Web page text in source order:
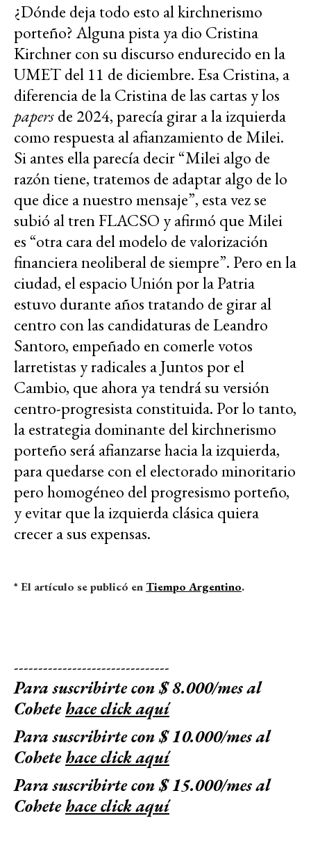
¿Dónde deja todo esto al kirchnerismo
porteño? Alguna pista ya dio Cristina
Kirchner con su discurso endurecido en la
UMET del 11 de diciembre. Esa Cristina, a
diferencia de la Cristina de las cartas y los
papersde 2024, parecía girar a la izquierda
como respuesta al afianzamiento de Milei.
Si antes ella parecía decir “Milei algo de
razón tiene, tratemos de adaptar algo de lo
que dice a nuestro mensaje”, esta vez se
subió al tren FLACSO y afirmó que Milei
es “otra cara del modelo de valorización
financiera neoliberal de siempre”. Pero en la
ciudad, el espacio Unión por la Patria
estuvo durante años tratando de girar al
centro con las candidaturas de Leandro
Santoro, empeñado en comerle votos
larretistas y radicales a Juntos por el
Cambio, que ahora ya tendrá su versión
centro-progresista constituida. Por lo tanto,
la estrategia dominante del kirchnerismo
porteño será afianzarse hacia la izquierda,
para quedarse con el electorado minoritario
pero homogéneo del progresismo porteño,
y evitar que la izquierda clásica quiera
crecer a sus expensas.
* El artículo se publicó enTiempo Argentino.
--------------------------------
Para suscribirte con $ 8.000/mes al
Cohetehace click aquí
Para suscribirte con $ 10.000/mes al
Cohetehace click aquí
Para suscribirte con $ 15.000/mes al
Cohetehace click aquí